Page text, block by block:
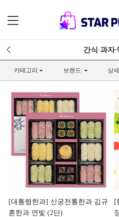
간식·과자
카테고리 브랜드 상
[대통령한과] 신궁전통한과 김규
흔한과 연빛 (2단)
[